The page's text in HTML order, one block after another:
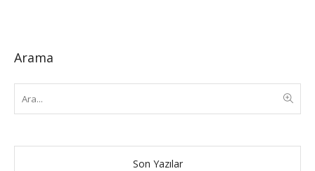
Arama
Son Yazılar